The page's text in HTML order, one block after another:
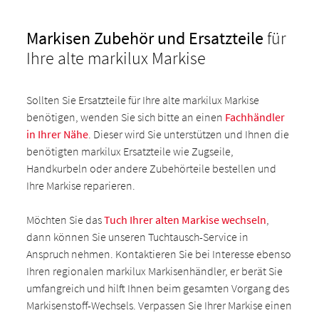
Markisen Zubehör und Ersatzteilefür
Ihre alte markilux Markise
Sollten Sie Ersatzteile für Ihre alte markilux Markise
benötigen, wenden Sie sich bitte an einen Fachhändler
in Ihrer Nähe. Dieser wird Sie unterstützen und Ihnen die
benötigten markilux Ersatzteile wie Zugseile,
Handkurbeln oder andere Zubehörteile bestellen und
Ihre Markise reparieren.
Möchten Sie dasTuch Ihrer alten Markise wechseln,
dann können Sie unseren Tuchtausch-Service in
Anspruch nehmen. Kontaktieren Sie bei Interesse ebenso
Ihren regionalen markilux Markisenhändler, er berät Sie
umfangreich und hilft Ihnen beim gesamten Vorgang des
Markisenstoff-Wechsels. Verpassen Sie Ihrer Markise einen